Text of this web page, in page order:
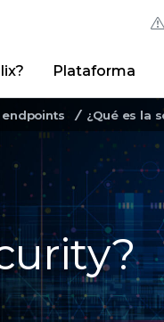
Trellix Loginrápidos
¿Por qué Trellix? Productos
Plataforma
¿Qué es la